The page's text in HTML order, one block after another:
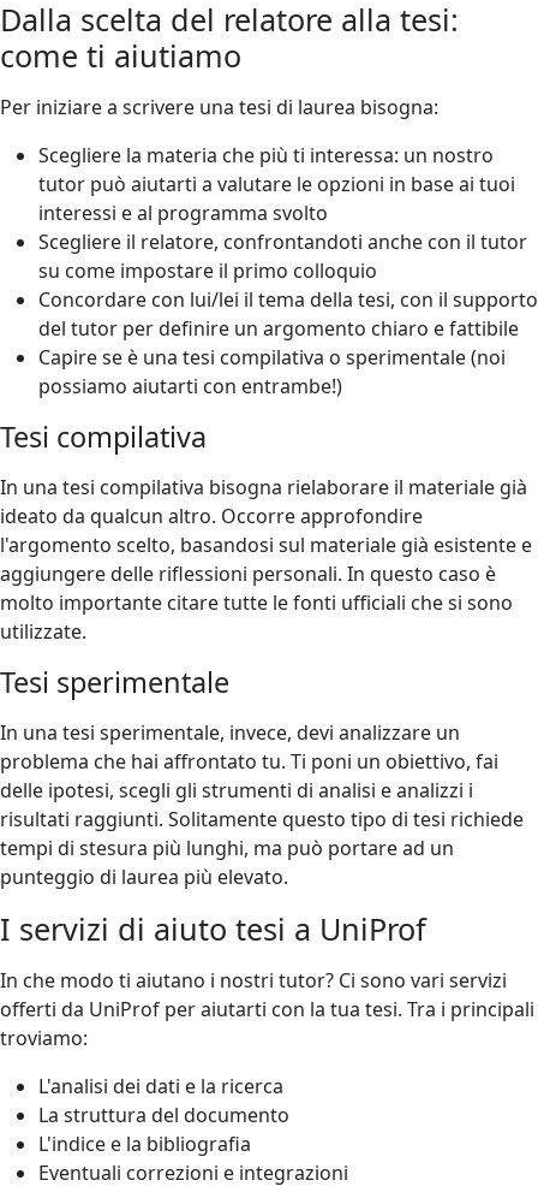
Dalla scelta del relatore alla tesi:
come ti aiutiamo
Per iniziare a scrivere una tesi di laurea bisogna:
Scegliere la materia che più ti interessa: un nostro
tutor può aiutarti a valutare le opzioni in base ai tuoi
interessi e al programma svolto
Scegliere il relatore, confrontandoti anche con il tutor
su come impostare il primo colloquio
Concordare con lui/lei il tema della tesi, con il supporto
del tutor per definire un argomento chiaro e fattibile
Capire se è una tesi compilativa o sperimentale (noi
possiamo aiutarti con entrambe!)
Tesi compilativa
In una tesi compilativa bisogna rielaborare il materiale già
ideato da qualcun altro. Occorre approfondire
l'argomento scelto, basandosi sul materiale già esistente e
aggiungere delle riflessioni personali. In questo caso è
molto importante citare tutte le fonti ufficiali che si sono
utilizzate.
Tesi sperimentale
In una tesi sperimentale, invece, devi analizzare un
problema che hai affrontato tu. Ti poni un obiettivo, fai
delle ipotesi, scegli gli strumenti di analisi e analizzi i
risultati raggiunti. Solitamente questo tipo di tesi richiede
tempi di stesura più lunghi, ma può portare ad un
punteggio di laurea più elevato.
I servizi di aiuto tesi a UniProf
In che modo ti aiutano i nostri tutor? Ci sono vari servizi
offerti da UniProf per aiutarti con la tua tesi. Tra i principali
troviamo:
L'analisi dei dati e la ricerca
La struttura del documento
L'indice e la bibliografia
Eventuali correzioni e integrazioni